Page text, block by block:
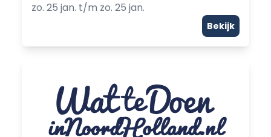
zo. 25 jan. t/m zo. 25 jan.
Bekijk